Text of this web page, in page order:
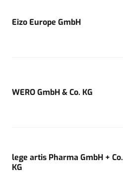
Eizo Europe GmbH
WERO GmbH & Co. KG
lege artis Pharma GmbH + Co.
KG